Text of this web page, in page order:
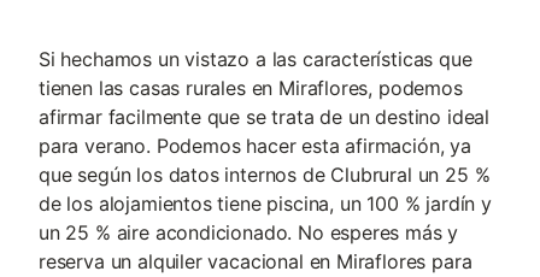
Si hechamos un vistazo a las características que
tienen las casas rurales en Miraflores, podemos
afirmar facilmente que se trata de un destino ideal
para verano. Podemos hacer esta afirmación, ya
que según los datos internos de Clubrural un 25 %
de los alojamientos tiene piscina, un 100 % jardín y
un 25 % aire acondicionado. No esperes más y
reserva un alquiler vacacional en Miraflores para